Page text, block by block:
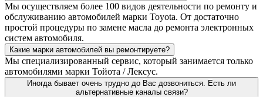
Мы осуществляем более 100 видов деятельности по ремонту и
обслуживанию автомобилей марки Toyota. От достаточно
простой процедуры по замене масла до ремонта электронных
систем автомобиля.
Какие марки автомобилей вы ремонтируете?
Мы специализированный сервис, который занимается только
автомобилями марки Тойота / Лексус.
Иногда бывает очень трудно до Вас дозвониться. Есть ли
альтернативные каналы связи?